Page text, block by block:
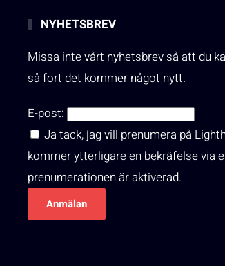
NYHETSBREV
Missa inte vårt nyhetsbrev så att du
så fort det kommer något nytt.
E-post:
Ja tack, jag vill prenumera på
kommer ytterligare en bekräfelse via
prenumerationen är aktiverad.